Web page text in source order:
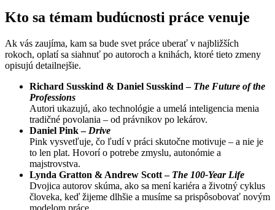
Kto sa témam budúcnosti práce venuje
Ak vás zaujíma, kam sa bude svet práce uberať v najbližších
rokoch, oplatí sa siahnuť po autoroch a knihách, ktoré tieto zmeny
opisujú detailnejšie.
Richard Susskind & Daniel Susskind – The Future of the
Professions
Autori ukazujú, ako technológie a umelá inteligencia menia
tradičné povolania – od právnikov po lekárov.
Daniel Pink – Drive
Pink vysvetľuje, čo ľudí v práci skutočne motivuje – a nie je
to len plat. Hovorí o potrebe zmyslu, autonómie a
majstrovstva.
Lynda Gratton & Andrew Scott – The 100-Year Life
Dvojica autorov skúma, ako sa mení kariéra a životný cyklus
človeka, keď žijeme dlhšie a musíme sa prispôsobovať novým
modelom práce.